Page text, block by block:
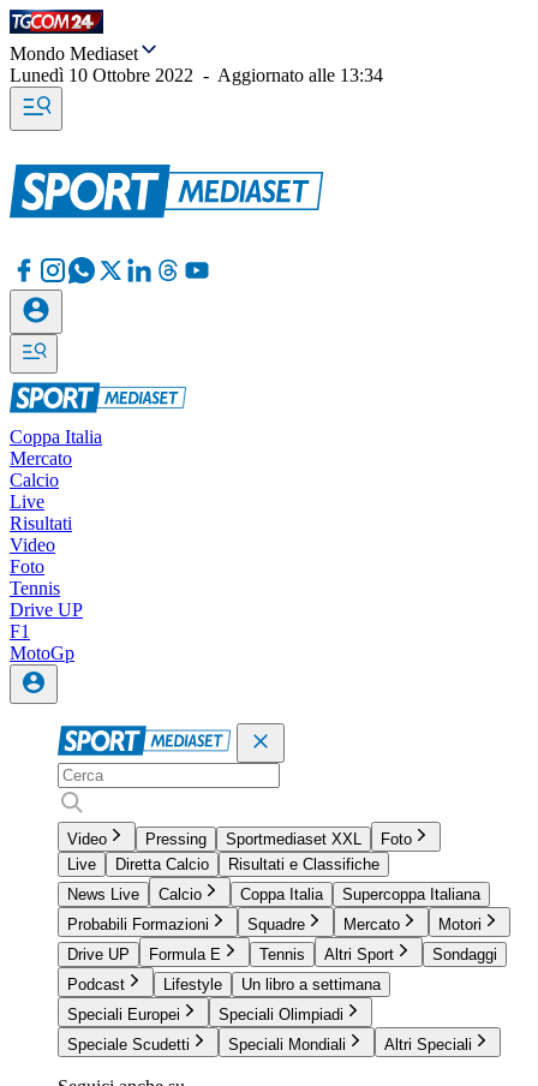
Mondo Mediaset
Lunedì 10 Ottobre 2022 - Aggiornato alle 13:34
Coppa Italia
Mercato
Calcio
Live
Risultati
Video
Foto
Tennis
Drive UP
F1
MotoGp
Video Pressing Sportmediaset XXL
Foto
Live
Diretta Calcio
Risultati e Classifiche
News Live
Calcio Coppa Italia
Supercoppa Italiana
Probabili Formazioni
Squadre Mercato
Motori
Drive UP
Formula E Tennis Altri Sport
Sondaggi
Podcast
Lifestyle
Un libro a settimana
Speciali Europei
Speciali Olimpiadi
Speciale Scudetti
Speciali Mondiali Altri Speciali